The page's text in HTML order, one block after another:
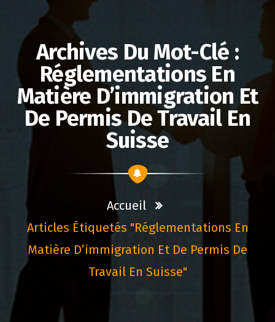
Archives Du Mot-Clé :
Réglementations En
Matière D’immigration Et
De Permis De Travail En
Suisse
Accueil
Articles Étiquetés "réglementations En
Matière D’immigration Et De Permis De
Travail En Suisse"